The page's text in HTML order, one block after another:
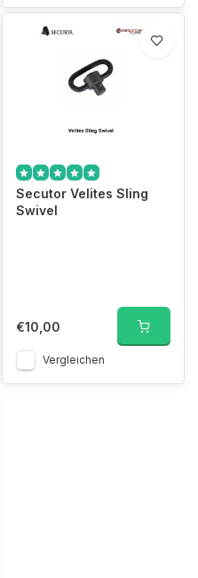
Secutor Velites Sling
Swivel
€10,00
Vergleichen